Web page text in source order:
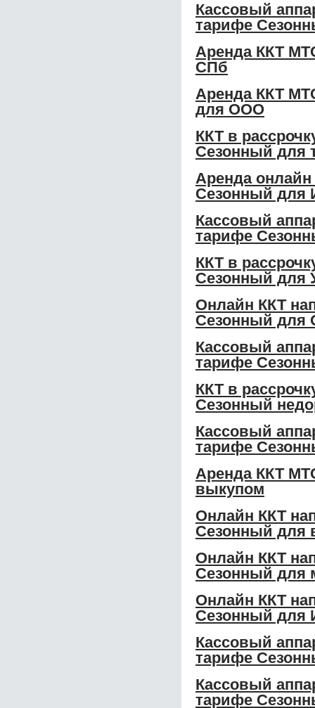
Кассовый
тарифе
Аренда ККТ
СПб
Аренда ККТ
для ООО
ККТ в
Сезонный для
Аренда онлайн
Сезонный для
Кассовый
тарифе
ККТ в
Сезонный для
Онлайн ККТ
Сезонный для
Кассовый
тарифе
ККТ в
Сезонный
Кассовый
тарифе
Аренда ККТ
выкупом
Онлайн ККТ
Сезонный для
Онлайн ККТ
Сезонный для
Онлайн ККТ
Сезонный для
Кассовый
тарифе
Кассовый
тарифе